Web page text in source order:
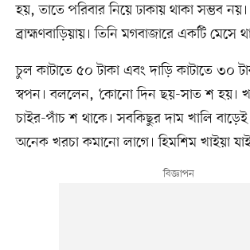
হয়, তাতে পরিবার নিয়ে ঢাকায় থাকা সম্ভব
ব্রাহ্মণবাড়িয়ায়। তিনি মগবাজারে একটি মেসে
চুল কাটাতে ৫০ টাকা এবং দাড়ি কাটাতে ৩০
স্বপন। বললেন, ‘কোনো দিন ছয়-সাত শ হয়।
চাইর-পাঁচ শ থাকে। সবকিছুর দাম খালি
অনেক খরচা কমানো লাগে। হিমশিম খাইয়া